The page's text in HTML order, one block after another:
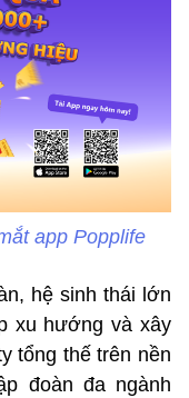
app Popplife
hệ sinh thái lớn
xu hướng và xây
tổng thế trên nền
đoàn đa ngành